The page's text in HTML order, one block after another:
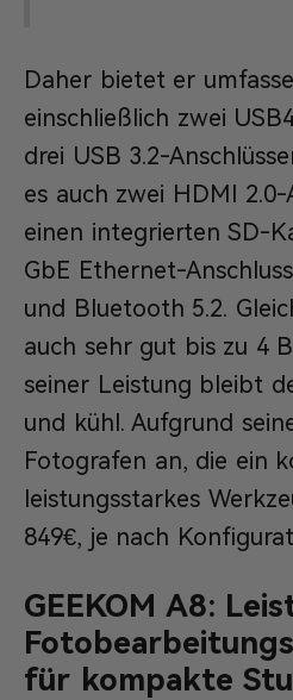
Daher bietet er
einschließlich zwei
drei USB 3.2-
es auch zwei HDMI
einen integrierten SD-
GbE Ethernet-
und Bluetooth 5.2.
auch sehr gut bis zu 4
seiner Leistung bleibt
und kühl. Aufgrund
Fotografen an, die ein
leistungsstarkes
849€, je nach
GEEKOM A8:
für kompakte